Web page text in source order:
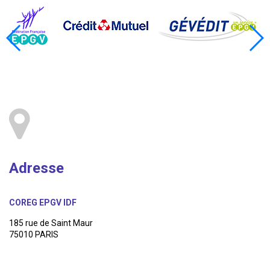
Adresse
COREG EPGV IDF
185 rue de Saint Maur
75010 PARIS